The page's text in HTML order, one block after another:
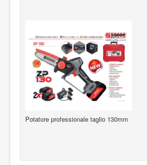
Potatore professionale taglio 130mm